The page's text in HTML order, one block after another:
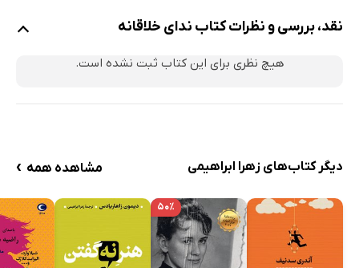
نقد، بررسی و نظرات کتاب ندای خلاقانه
هیچ نظری برای این کتاب ثبت نشده است.
دیگر کتاب‌های زهرا ابراهیمی مشاهده همه ›
۵۰٪